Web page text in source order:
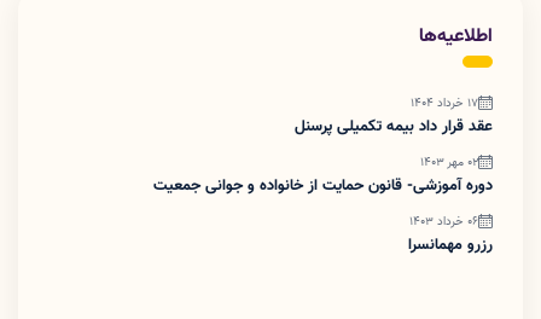
اطلاعیه‌ها
17 خرداد 1404
عقد قرار داد بیمه تکمیلی پرسنل
02 مهر 1403
دوره آموزشی- قانون حمایت از خانواده و جوانی جمعیت
06 خرداد 1403
رزرو مهمانسرا